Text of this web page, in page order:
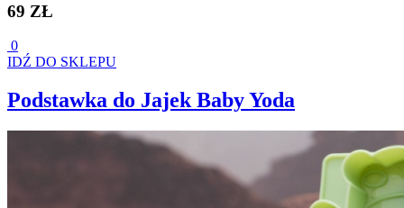
69 ZŁ
0
IDŹ DO SKLEPU
Podstawka do Jajek Baby Yoda